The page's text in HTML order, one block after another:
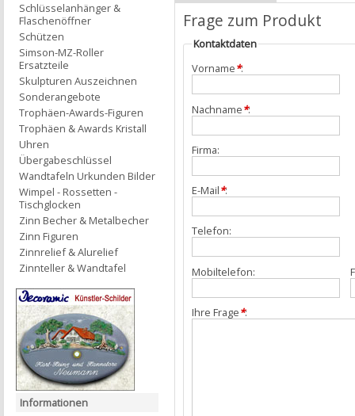
Frage zum Produkt
Kontaktdaten
Vorname*:
Nachname*:
Firma:
E-Mail*:
Telefon:
Mobiltelefon:
Ihre Frage*:
Schlüsselanhänger &
Flaschenöffner
Schützen
Simson-MZ-Roller
Ersatzteile
Skulpturen Auszeichnen
Sonderangebote
Trophäen-Awards-Figuren
Trophäen & Awards Kristall
Uhren
Übergabeschlüssel
Wandtafeln Urkunden Bilder
Wimpel - Rossetten -
Tischglocken
Zinn Becher & Metalbecher
Zinn Figuren
Zinnrelief & Alurelief
Zinnteller & Wandtafel
Informationen